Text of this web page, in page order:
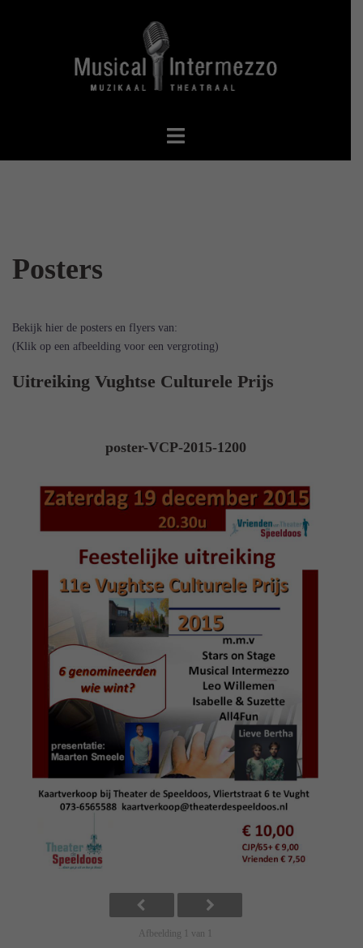
Posters
Bekijk hier de posters en flyers van:
(Klik op een afbeelding voor een vergroting)
Uitreiking Vughtse Culturele Prijs
poster-VCP-2015-1200
Afbeelding 1 van 1